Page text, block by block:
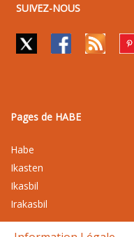
SUIVEZ-NOUS
Pages de HABE
Habe
Ikasten
Ikasbil
Irakasbil